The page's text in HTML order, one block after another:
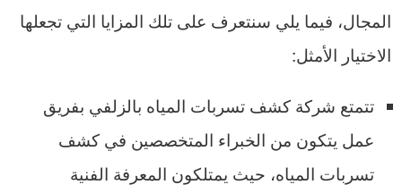
المجال، فيما يلي سنتعرف على تلك المزايا التي تجعلها
الاختيار الأمثل:
تتمتع شركة كشف تسربات المياه بالزلفي بفريق
عمل يتكون من الخبراء المتخصصين في كشف
تسربات المياه، حيث يمتلكون المعرفة الفنية